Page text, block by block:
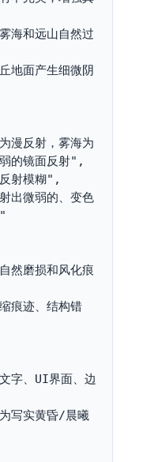
海和远山自然过
地面产生细微阴
漫反射，雾海为
的镜面反射",
射模糊",
出微弱的、变色
然磨损和风化痕
痕迹、结构错
字、UI界面、边
写实黄昏/晨曦